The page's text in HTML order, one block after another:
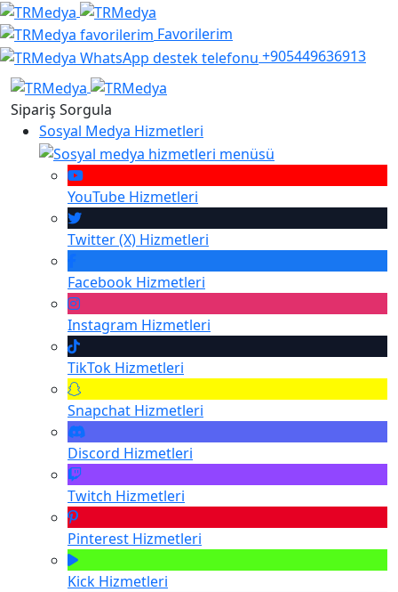
Favorilerim
+905449636913
Sipariş Sorgula
Sosyal Medya Hizmetleri
YouTube Hizmetleri
Twitter (X) Hizmetleri
Facebook Hizmetleri
Instagram Hizmetleri
TikTok Hizmetleri
Snapchat Hizmetleri
Discord Hizmetleri
Twitch Hizmetleri
Pinterest Hizmetleri
Kick Hizmetleri